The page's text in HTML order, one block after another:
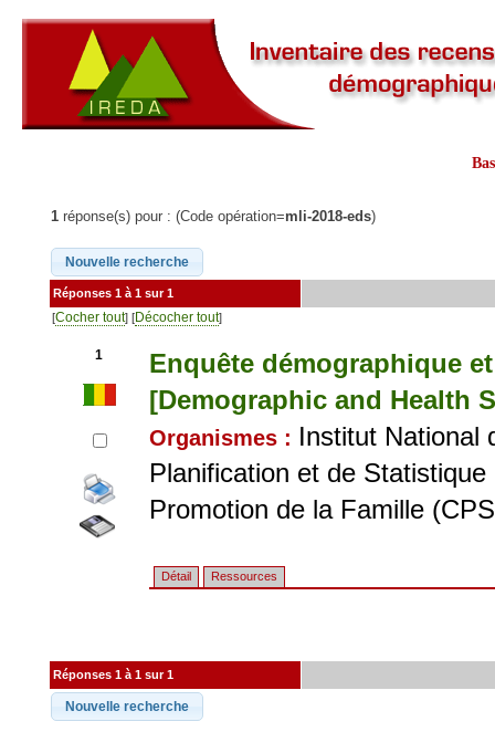
1 réponse(s) pour : (Code opération=mli-2018-eds)
Réponses 1 à 1 sur 1
[Cocher tout] [Décocher tout]
1
Enquête démographique
[Demographic and Health
Organismes : Institut National
Planification et de
Promotion de la Famille
Détail Ressources
Réponses 1 à 1 sur 1